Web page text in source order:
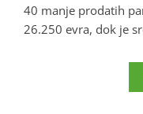
40 manje prodatih
26.250 evra, dok je